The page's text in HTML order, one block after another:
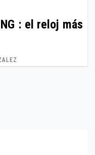
: el reloj más